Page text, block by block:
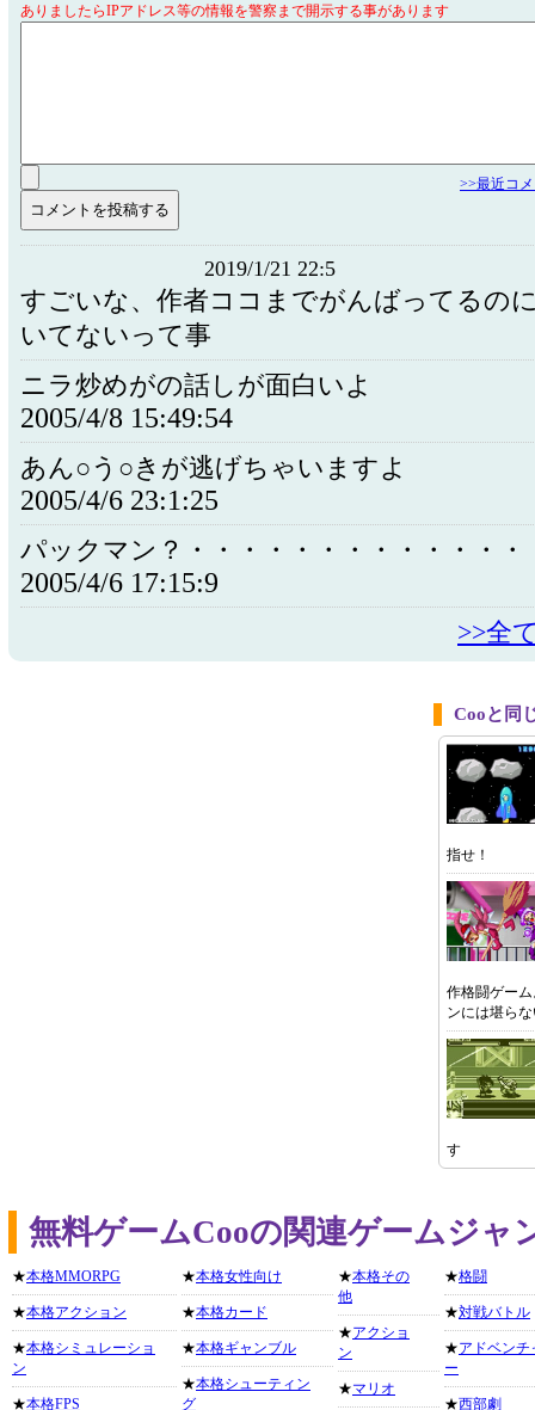
ありましたらIPアドレス等の情報を警察まで開示する事があります
>>最近コ
2019/1/21 22:5
すごいな、作者ココまでがんばってるの
いてないって事
ニラ炒めがの話しが面白いよ
2005/4/8 15:49:54
あん○う○きが逃げちゃいますよ
2005/4/6 23:1:25
パックマン？・・・・・・・・・・・・・
2005/4/6 17:15:9
>>全
Cooと同
指せ！
作格闘ゲー
ンには堪ら
す
無料ゲームCooの関連ゲームジャ
★本格MMORPG
★本格アクション
★本格シミュレーショ
ン
★本格FPS
★本格女性向け
★本格カード
★本格ギャンブル
★本格シューティン
グ
★本格その
他
★アクショ
ン
★マリオ
★格闘
★対戦バトル
★アドベンチ
ー
★西部劇